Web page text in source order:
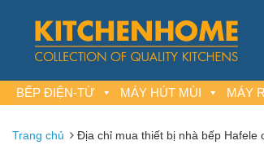
BẾP ĐIỆN-TỪ MÁY HÚT MÙI MÁY
Trang chủ Địa chỉ mua thiết bị nhà bếp Hafele